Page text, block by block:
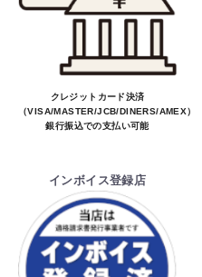
クレジットカード決済
（VISA/MASTER/JCB/DINERS/AMEX）、
銀行振込での支払い可能
インボイス登録店